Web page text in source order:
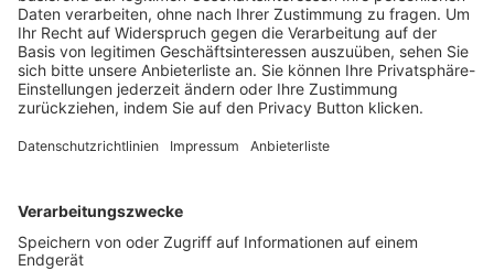
Trainerbörse
Login SpielPlus
FOLGE DEM BFV
TOP-VEREINE